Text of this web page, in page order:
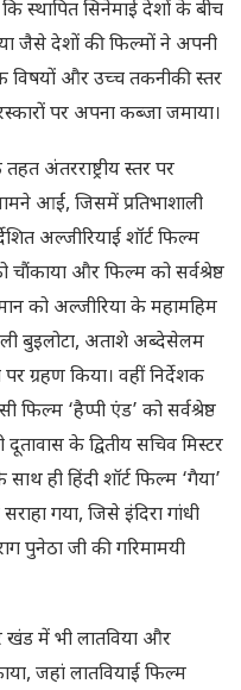
स्थापित सिनेमाई देशों के बीच
जैसे देशों की फिल्मों ने अपनी
विषयों और उच्च तकनीकी स्तर
पर अपना कब्जा जमाया।
अंतरराष्ट्रीय स्तर पर
आईं, जिसमें प्रतिभाशाली
अल्जीरियाई शॉर्ट फिल्म
और फिल्म को सर्वश्रेष्ठ
को अल्जीरिया के महामहिम
बुइलोटा, अताशे अब्देसेलम
ग्रहण किया। वहीं निर्देशक
‘हैप्पी एंड’ को सर्वश्रेष्ठ
के द्वितीय सचिव मिस्टर
ही हिंदी शॉर्ट फिल्म ‘गैया’
गया, जिसे इंदिरा गांधी
पुनेठा जी की गरिमामयी
खंड में भी लातविया और
जहां लातवियाई फिल्म